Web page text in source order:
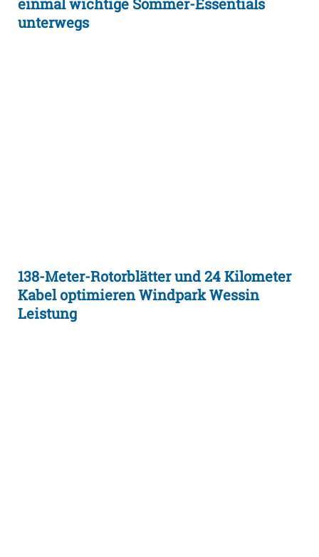
unterwegs
138-Meter-Rotorblätter und 24 Kilometer
Kabel optimieren Windpark Wessin
Leistung